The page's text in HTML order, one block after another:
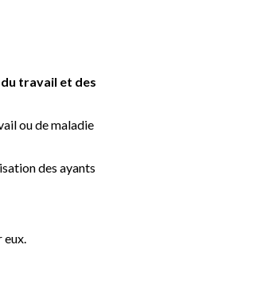
travail et des
ou de maladie
des ayants
eux.